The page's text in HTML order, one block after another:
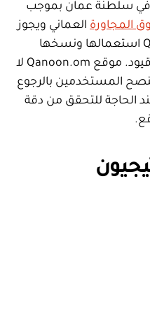
في سلطنة عمان بموجب
المجاورة العماني ويجوز
لمستخدمي موقع Qanoon.om استعمالها ونسخها
ونشرها وترجمتها مجانا ودون قيود. موقع Qanoon.om لا
المستخدمين بالرجوع
الحاجة للتحقق من دقة